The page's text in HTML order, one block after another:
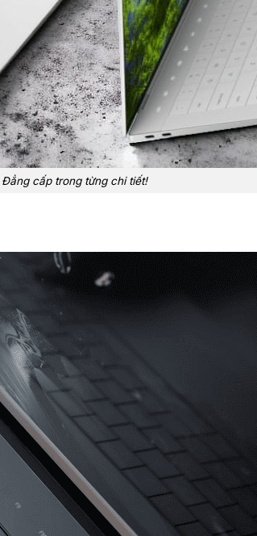
cấp trong từng chi tiết!